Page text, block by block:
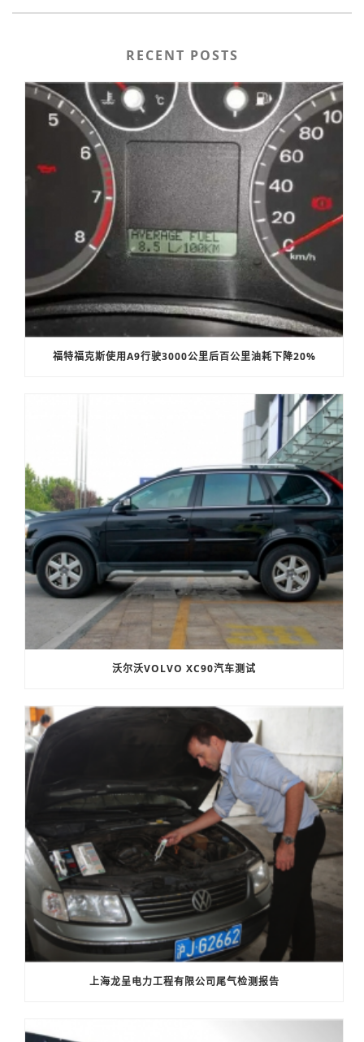
RECENT POSTS
福特福克斯使用A9行驶3000公里后百公里油耗下降20%
沃尔沃VOLVO XC90汽车测试
上海龙呈电力工程有限公司尾气检测报告